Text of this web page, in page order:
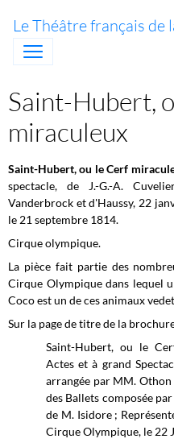
Le Théâtre français
Saint-Hubert,
miraculeux
Saint-Hubert, ou le Cerf
spectacle, de J.-G.-A.
Vanderbrock et d'Haussy, 22
le 21 septembre 1814.
Cirque olympique.
La pièce fait partie des
Cirque Olympique dans lequel
Coco est un de ces animaux
Sur la page de titre de la
Saint-Hubert, ou le
Actes et à grand
arrangée par MM.
des Ballets composée
de M. Isidore ;
Cirque Olympique, le 22